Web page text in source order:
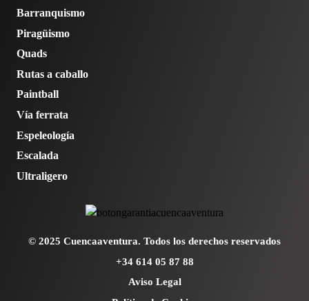
Barranquismo
Piragüismo
Quads
Rutas a caballo
Paintball
Vía ferrata
Espeleología
Escalada
Ultraligero
© 2025 Cuencaaventura. Todos los derechos reservados
+34 614 05 87 88
Aviso Legal